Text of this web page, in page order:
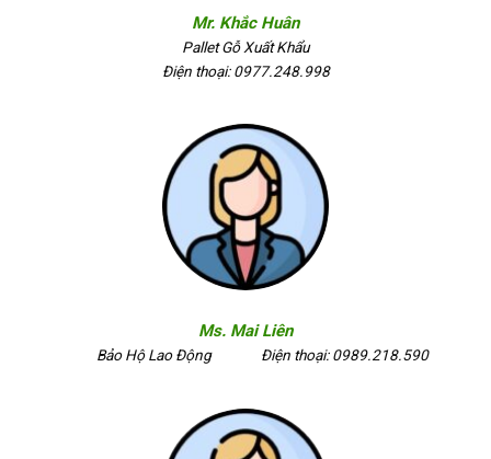
Mr. Khắc Huân
Pallet Gỗ Xuất Khẩu
Điện thoại: 0977.248.998
Ms. Mai Liên
Bảo Hộ Lao Động Điện thoại: 0989.218.590